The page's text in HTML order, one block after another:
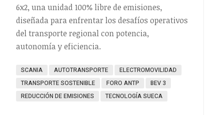
6x2, una unidad 100% libre de emisiones,
diseñada para enfrentar los desafíos operativos
del transporte regional con potencia,
autonomía y eficiencia.
SCANIA AUTOTRANSPORTE
ELECTROMOVILIDAD
TRANSPORTE SOSTENIBLE
FORO ANTP
BEV 3
REDUCCIÓN DE EMISIONES
TECNOLOGÍA SUECA